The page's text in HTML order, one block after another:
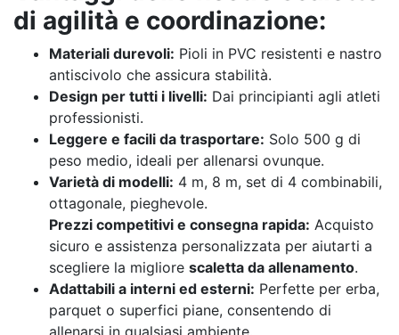
di agilità e coordinazione:
Materiali durevoli: Pioli in PVC resistenti e nastro
antiscivolo che assicura stabilità.
Design per tutti i livelli: Dai principianti agli atleti
professionisti.
Leggere e facili da trasportare: Solo 500 g di
peso medio, ideali per allenarsi ovunque.
Varietà di modelli: 4 m, 8 m, set di 4 combinabili,
ottagonale, pieghevole.
Prezzi competitivi e consegna rapida: Acquisto
sicuro e assistenza personalizzata per aiutarti a
scegliere la migliore scaletta da allenamento.
Adattabili a interni ed esterni: Perfette per erba,
parquet o superfici piane, consentendo di